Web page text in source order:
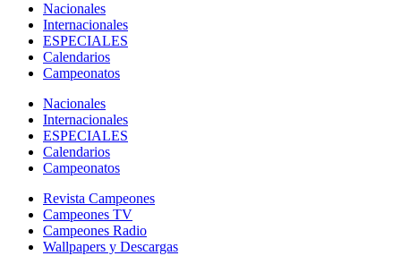
Nacionales
Internacionales
ESPECIALES
Calendarios
Campeonatos
Nacionales
Internacionales
ESPECIALES
Calendarios
Campeonatos
Revista Campeones
Campeones TV
Campeones Radio
Wallpapers y Descargas